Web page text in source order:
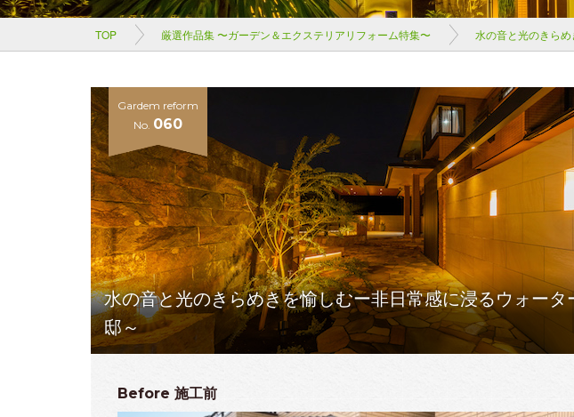
TOP 厳選作品集 〜ガーデン＆エクステリアリフォーム特集〜 水の音と光のきら
Gardem reform
No. 060
水の音と光のきらめきを愉しむー非日常感に浸るウォー
邸～
Before 施工前